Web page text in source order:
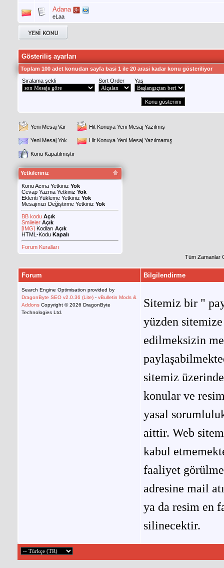
Adana
eLaa
Gösteriliş ayarları
Toplam 100 adet konudan sayfa basi 1 ile 20 arasi kadar konu gösteriliyor
Sıralama şekli
Sort Order Yaş
Yeni Mesaj Var Hit Konuya Yeni Mesaj Yazılmış
Yeni Mesaj Yok Hit Konuya Yeni Mesaj Yazılmamış
Konu Kapatılmıştır
Yetkileriniz
Konu Acma Yetkiniz Yok
Cevap Yazma Yetkiniz Yok
Eklenti Yükleme Yetkiniz Yok
Mesajınızı Değiştirme Yetkiniz Yok
BB kodu Açık
Smileler Açık
[IMG] Kodları Açık
HTML-Kodu Kapalı
Forum Kuralları
Tüm Zamanlar
Forum Bilgilendirme
Search Engine Optimisation provided by
DragonByte SEO v2.0.36 (Lite) - vBulletin Mods &
Addons Copyright © 2026 DragonByte
Technologies Ltd.
Sitemiz bir "
yüzden
edilmeksizin
sitemiz
konular ve
yasal
aittir. Web
kabul
faaliyet
adresine mail
ya da resim en
silinecektir.